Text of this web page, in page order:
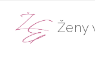
obsah
Ženy